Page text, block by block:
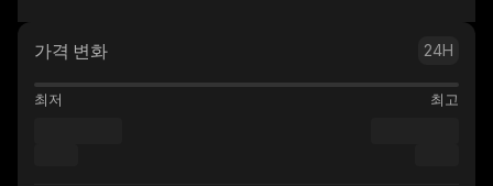
가격 변화 24H
최저 최고